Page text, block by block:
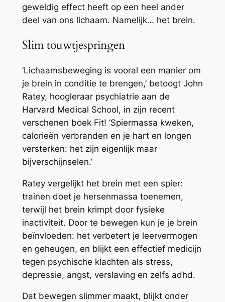
geweldig effect heeft op een heel ander
deel van ons lichaam. Namelijk… het brein.
Slim touwtjespringen
‘Lichaamsbeweging is vooral een manier om
je brein in conditie te brengen,’ betoogt John
Ratey, hoogleraar psychiatrie aan de
Harvard Medical School, in zijn recent
verschenen boek Fit! ‘Spiermassa kweken,
calorieën verbranden en je hart en longen
versterken: het zijn eigenlijk maar
bijverschijnselen.’
Ratey vergelijkt het brein met een spier:
trainen doet je hersenmassa toenemen,
terwijl het brein krimpt door fysieke
inactiviteit. Door te bewegen kun je je brein
beïnvloeden: het verbetert je leervermogen
en geheugen, en blijkt een effectief medicijn
tegen psychische klachten als stress,
depressie, angst, verslaving en zelfs adhd.
Dat bewegen slimmer maakt, blijkt onder